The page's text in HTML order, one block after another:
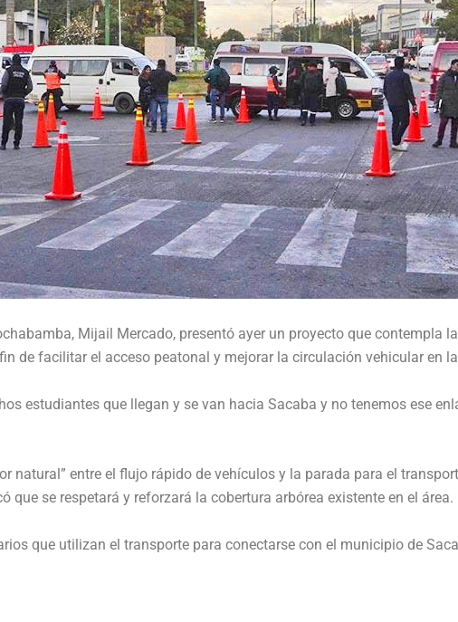
Mijail Mercado, presentó ayer un proyecto que contempla
de facilitar el acceso peatonal y mejorar la circulación vehicular en
estudiantes que llegan y se van hacia Sacaba y no tenemos ese
natural” entre el flujo rápido de vehículos y la parada para el
se respetará y reforzará la cobertura arbórea existente en el área.
que utilizan el transporte para conectarse con el municipio de